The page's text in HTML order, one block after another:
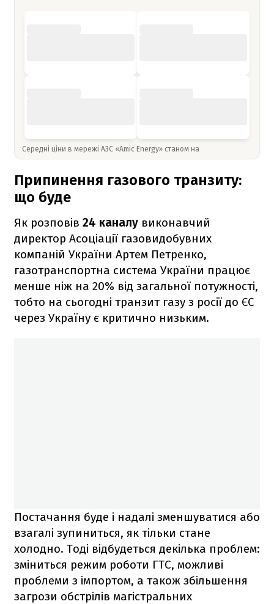
Середні ціни в мережі АЗС «Amic Energy» станом на
Припинення газового транзиту:
що буде
Як розповів 24 каналу виконавчий
директор Асоціації газовидобувних
компаній України Артем Петренко,
газотранспортна система України працює
менше ніж на 20% від загальної потужності,
тобто на сьогодні транзит газу з росії до ЄС
через Україну є критично низьким.
Постачання буде і надалі зменшуватися або
взагалі зупиниться, як тільки стане
холодно. Тоді відбудеться декілька проблем:
зміниться режим роботи ГТС, можливі
проблеми з імпортом, а також збільшення
загрози обстрілів магістральних